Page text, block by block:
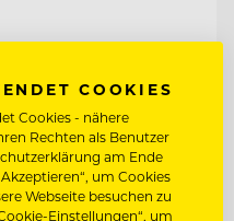
COOKIES
Cookies - nähere
Rechten als Benutzer
am Ende
um Cookies
Webseite besuchen zu
Einstellungen“, um